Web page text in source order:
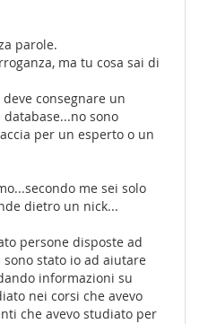
parole.
ma tu cosa sai di
consegnare un
sono
per un esperto o un
me sei solo
dietro un nick...
persone disposte ad
stato io ad aiutare
informazioni su
nei corsi che avevo
che avevo studiato per